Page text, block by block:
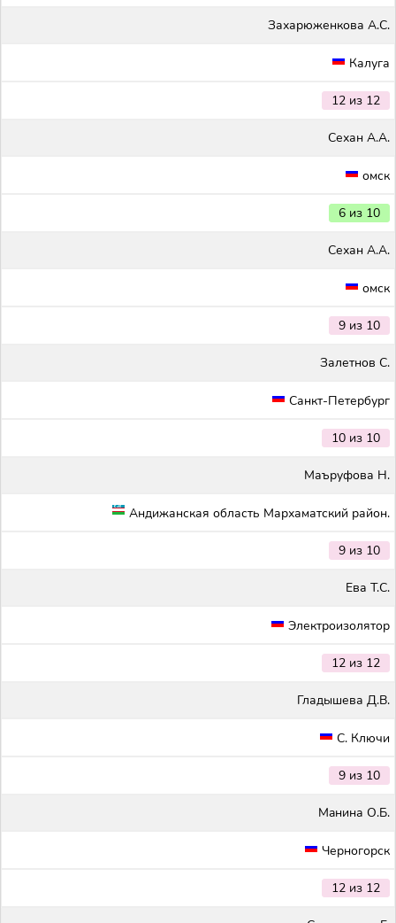
Захарюженкова А.С.
Калуга
12 из 12
Сехан А.А.
омск
6 из 10
Сехан А.А.
омск
9 из 10
Залетнов С.
Санкт-Петербург
10 из 10
Маъруфова Н.
Андижанская область Мархаматский район.
9 из 10
Ева Т.С.
Электроизолятор
12 из 12
Гладышева Д.В.
С. Ключи
9 из 10
Maнина О.Б.
Черногорск
12 из 12